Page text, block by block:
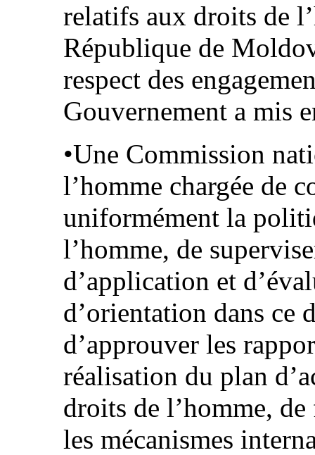
relatifs aux droits de
République de
respect des
Gouvernement a mis
•Une Commission
l’homme chargée de
uniformément la
l’homme, de
d’application et
d’orientation dans ce
d’approuver les
réalisation du plan
droits de l’homme,
les mécanismes